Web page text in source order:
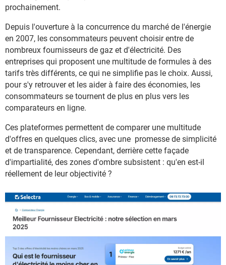
prochainement.
Depuis l'ouverture à la concurrence du marché de l'énergie
en 2007, les consommateurs peuvent choisir entre de
nombreux fournisseurs de gaz et d'électricité. Des
entreprises qui proposent une multitude de formules à des
tarifs très différents, ce qui ne simplifie pas le choix. Aussi,
pour s'y retrouver et les aider à faire des économies, les
consommateurs se tournent de plus en plus vers les
comparateurs en ligne.
Ces plateformes permettent de comparer une multitude
d'offres en quelques clics, avec une promesse de simplicité
et de transparence. Cependant, derrière cette façade
d'impartialité, des zones d'ombre subsistent : qu'en est-il
réellement de leur objectivité ?